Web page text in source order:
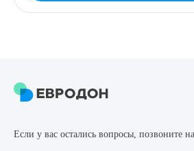
Если у вас остались вопросы, позвоните